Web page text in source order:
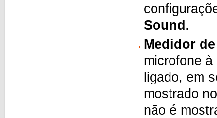
Sound.
Medidor
microfone
ligado, em
mostrado
não é